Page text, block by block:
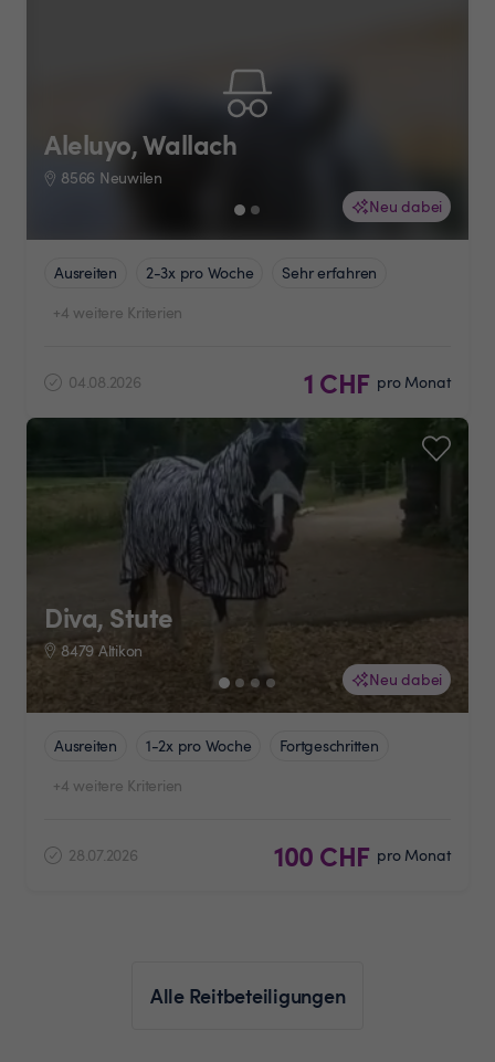
Neu dabei
Aleluyo, Wallach
8566 Neuwilen
Ausreiten 2-3x pro Woche
Sehr erfahren
+4 weitere Kriterien
04.08.2026 1 CHF pro Monat
Neu dabei
Diva, Stute
8479 Altikon
Ausreiten 1-2x pro Woche
Fortgeschritten
+4 weitere Kriterien
28.07.2026 100 CHF pro Monat
Alle Reitbeteiligungen